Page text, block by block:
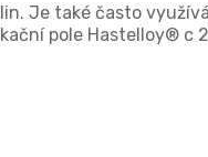
Je také často
pole Hastelloy® c